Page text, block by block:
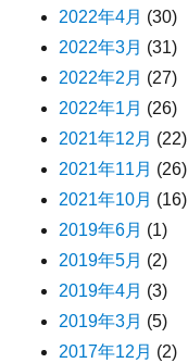
2022年4月 (30)
2022年3月 (31)
2022年2月 (27)
2022年1月 (26)
2021年12月 (22)
2021年11月 (26)
2021年10月 (16)
2019年6月 (1)
2019年5月 (2)
2019年4月 (3)
2019年3月 (5)
2017年12月 (2)